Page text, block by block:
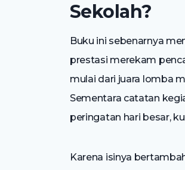
Sekolah?
Buku ini sebenarnya
prestasi merekam
mulai dari juara lomba
Sementara catatan
peringatan hari besar,
Karena isinya